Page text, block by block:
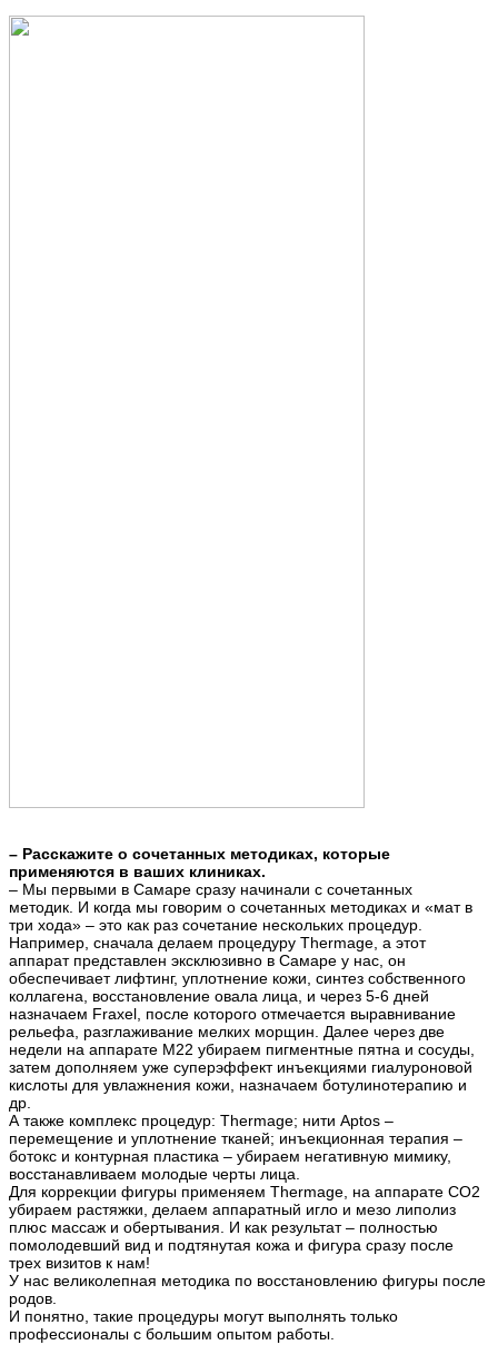
– Расскажите о сочетанных методиках, которые
применяются в ваших клиниках.
– Мы первыми в Самаре сразу начинали с сочетанных
методик. И когда мы говорим о сочетанных методиках и «мат в
три хода» – это как раз сочетание нескольких процедур.
Например, сначала делаем процедуру Thermage, а этот
аппарат представлен эксклюзивно в Самаре у нас, он
обеспечивает лифтинг, уплотнение кожи, синтез собственного
коллагена, восстановление овала лица, и через 5-6 дней
назначаем Fraxel, после которого отмечается выравнивание
рельефа, разглаживание мелких морщин. Далее через две
недели на аппарате М22 убираем пигментные пятна и сосуды,
затем дополняем уже суперэффект инъекциями гиалуроновой
кислоты для увлажнения кожи, назначаем ботулинотерапию и
др.
А также комплекс процедур: Thermage; нити Aptos –
перемещение и уплотнение тканей; инъекционная терапия –
ботокс и контурная пластика – убираем негативную мимику,
восстанавливаем молодые черты лица.
Для коррекции фигуры применяем Thermage, на аппарате СО2
убираем растяжки, делаем аппаратный игло и мезо липолиз
плюс массаж и обертывания. И как результат – полностью
помолодевший вид и подтянутая кожа и фигура сразу после
трех визитов к нам!
У нас великолепная методика по восстановлению фигуры после
родов.
И понятно, такие процедуры могут выполнять только
профессионалы с большим опытом работы.